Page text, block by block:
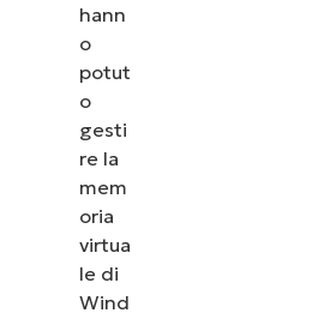
hann
o
potut
o
gesti
re la
mem
oria
virtua
le di
Wind